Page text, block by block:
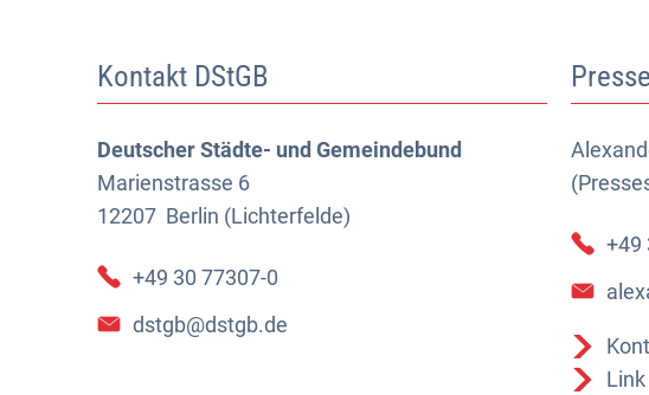
Kontakt DStGB
Deutscher Städte- und Gemeindebund
Marienstrasse 6
12207 Berlin (Lichterfelde)
+49 30 77307-0
dstgb@dstgb.de
+49